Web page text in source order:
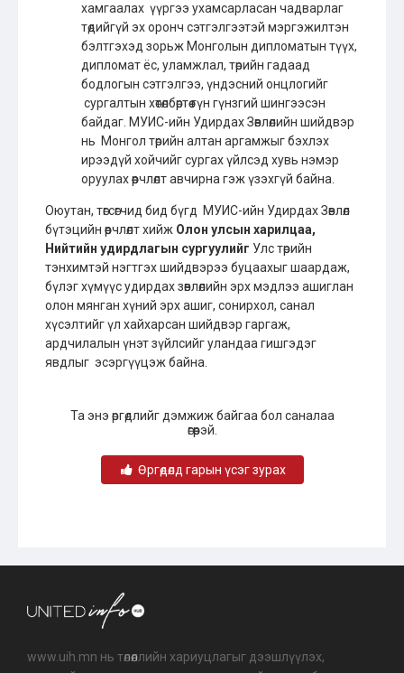
хамгаалах үүргээ ухамсарласан чадварлаг
төдийгүй эх оронч сэтгэлгээтэй мэргэжилтэн
бэлтгэхэд зорьж Монголын дипломатын түүх,
дипломат ёс, уламжлал, төрийн гадаад
бодлогын сэтгэлгээ, үндэсний онцлогийг
сургалтын хөтөлбөртөө гүн гүнзгий шингээсэн
байдаг. МУИС-ийн Удирдах Зөвлөлийн шийдвэр
нь Монгол төрийн алтан аргамжыг бэхлэх
ирээдүй хойчийг сургах үйлсэд хувь нэмэр
оруулах өөрчлөлт авчирна гэж үзэхгүй байна.
Оюутан, төгсөгчид бид бүгд МУИС-ийн Удирдах Зөвлөл
бүтэцийн өөрчлөлт хийж Олон улсын харилцаа,
Нийтийн удирдлагын сургуулийг Улс төрийн
тэнхимтэй нэгтгэх шийдвэрээ буцаахыг шаардаж,
бүлэг хүмүүс удирдах зөвлөлийн эрх мэдлээ ашиглан
олон мянган хүний эрх ашиг, сонирхол, санал
хүсэлтийг үл хайхарсан шийдвэр гаргаж,
ардчилалын үнэт зүйлсийг уландаа гишгэдэг
явдлыг эсэргүүцэж байна.
Та энэ өргөдлийг дэмжиж байгаа бол саналаа
өгөөрэй.
Өргөдөлд гарын үсэг зурах
www.uih.mn нь төлөөллийн хариуцлагыг дээшлүүлэх,